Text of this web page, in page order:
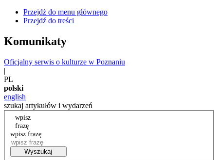
Przejdź do menu głównego
Przejdź do treści
Komunikaty
Oficjalny serwis o kulturze w Poznaniu
|
PL
polski
english
szukaj artykułów i wydarzeń
wpisz
frazę
wpisz frazę
Wyszukaj